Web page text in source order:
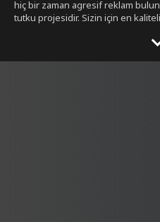
hiç bir zaman agresif reklam
tutku projesidir. Sizin için en